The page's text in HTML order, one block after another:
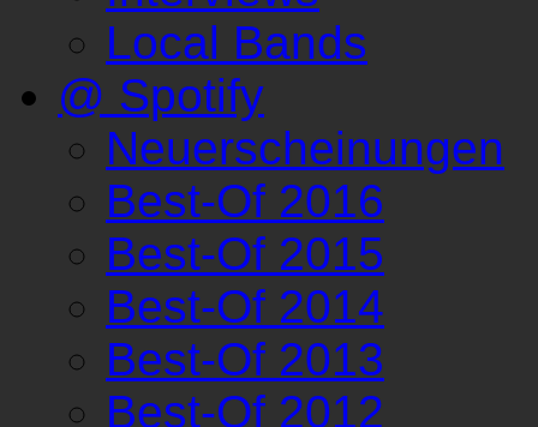
Local Bands
@ Spotify
Neuerscheinungen
Best-Of 2016
Best-Of 2015
Best-Of 2014
Best-Of 2013
Best-Of 2012